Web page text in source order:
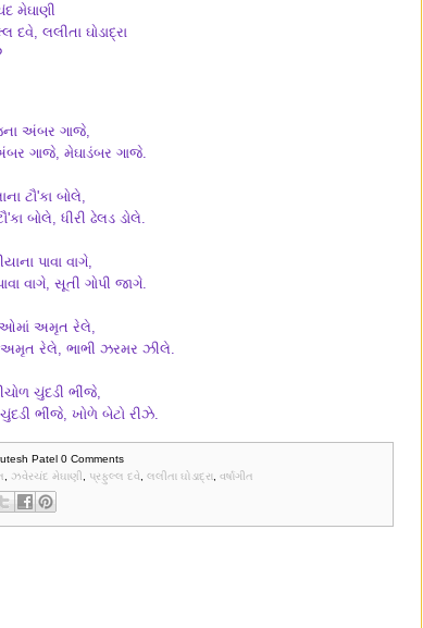
મેઘાણી
દવે, લલીતા ઘોડાદ્રા
અંબર ગાજે,
મેઘાડંબર ગાજે.
ટૌ'કા બોલે,
ધીરી ઢેલડ ડોલે.
પાવા વાગે,
સૂતી ગોપી જાગે.
અમૃત રેલે,
ભાભી ઝરમર ઝીલે.
ચુંદડી ભીંજે,
ખોળે બેટો રીઝે.
Patel 0 Comments
ઝવેરચંદ મેઘાણી પ્રફુલ્લ દવે લલીતા ઘોડાદ્રા વર્ષાગીત